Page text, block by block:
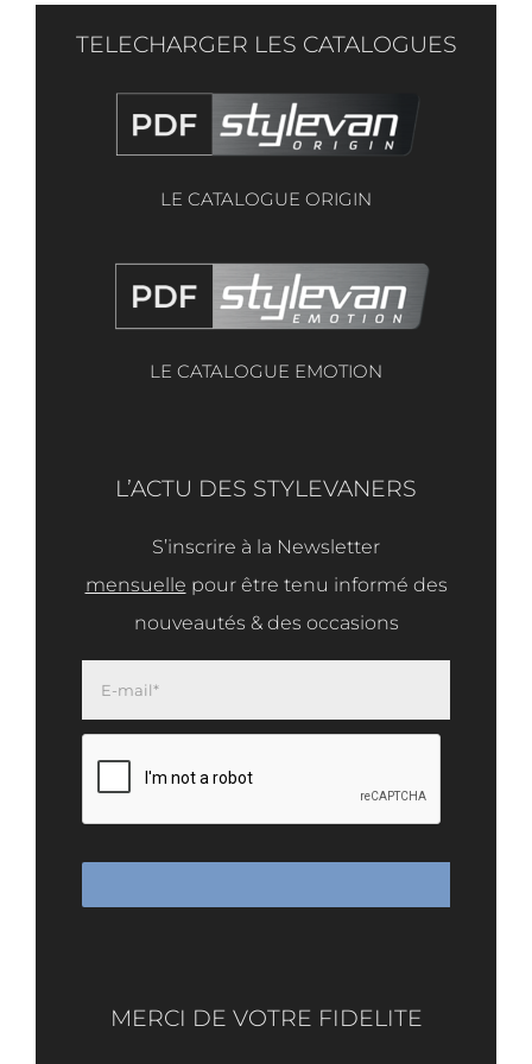
TELECHARGER LES CATALOGUES
LE CATALOGUE ORIGIN
LE CATALOGUE EMOTION
L’ACTU DES STYLEVANERS
S’inscrire à la Newsletter
mensuelle pour être tenu informé des
nouveautés & des occasions
MERCI DE VOTRE FIDELITE